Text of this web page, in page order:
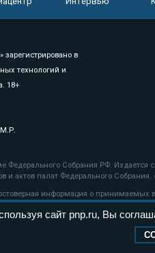
зарегистрировано в
технологий и
18+
М.Р.
Федерального Собрания РФ.
актов палат Федерального
информация о принимаемых
технологии
сайт pnp.ru, Вы